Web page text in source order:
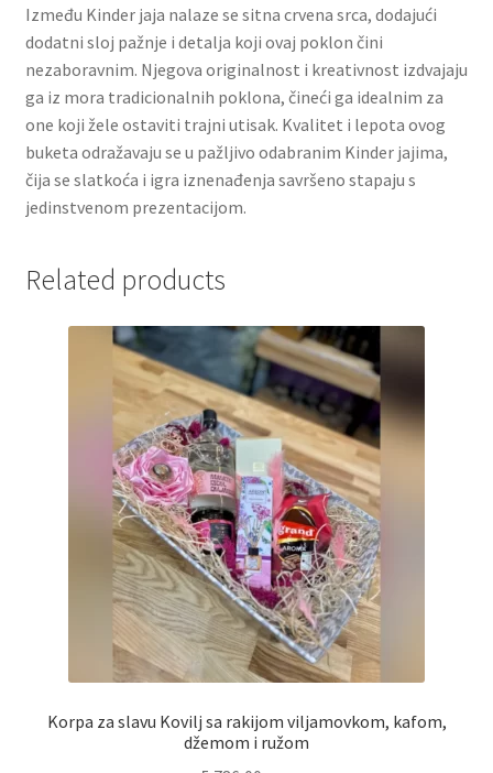
Pokloni za devojku
Login
My account
Naši partneri
Newsletter
Poklon aranžmani
Premium čokolada
Prijava za masterclass
Prirodni proizvodi
Privacy Policy
Prodavnica
Između Kinder jaja nalaze se sitna crvena srca, dodajući
dodatni sloj pažnje i detalja koji ovaj poklon čini
nezaboravnim. Njegova originalnost i kreativnost izdvajaju
ga iz mora tradicionalnih poklona, čineći ga idealnim za
one koji žele ostaviti trajni utisak. Kvalitet i lepota ovog
buketa odražavaju se u pažljivo odabranim Kinder jajima,
čija se slatkoća i igra iznenađenja savršeno stapaju s
jedinstvenom prezentacijom.
Related products
Korpa za slavu Kovilj sa rakijom viljamovkom, kafom,
džemom i ružom